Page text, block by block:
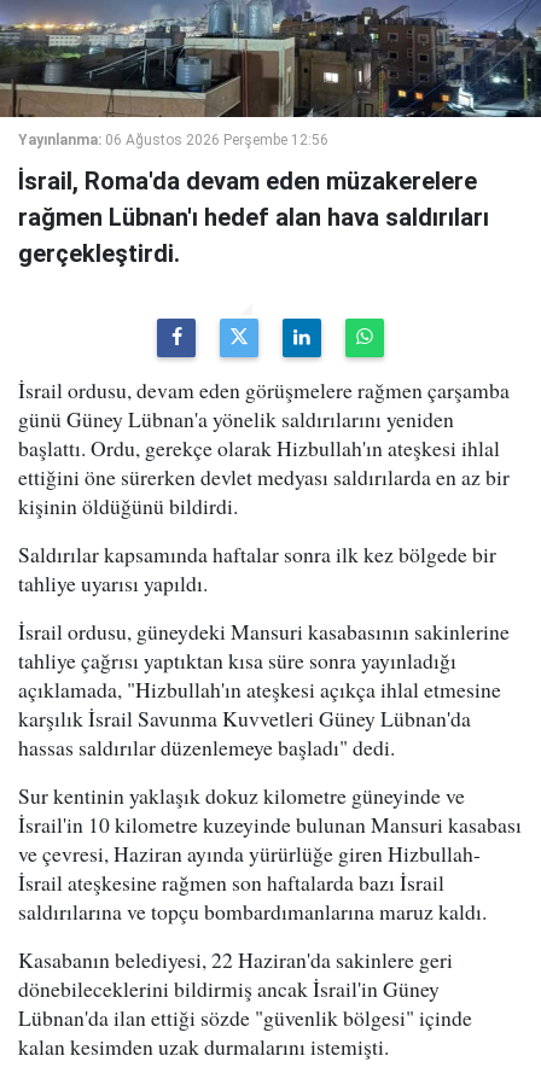
Yayınlanma: 06 Ağustos 2026 Perşembe 12:56
İsrail, Roma'da devam eden müzakerelere
rağmen Lübnan'ı hedef alan hava saldırıları
gerçekleştirdi.
İsrail ordusu, devam eden görüşmelere rağmen çarşamba
günü Güney Lübnan'a yönelik saldırılarını yeniden
başlattı. Ordu, gerekçe olarak Hizbullah'ın ateşkesi ihlal
ettiğini öne sürerken devlet medyası saldırılarda en az bir
kişinin öldüğünü bildirdi.
Saldırılar kapsamında haftalar sonra ilk kez bölgede bir
tahliye uyarısı yapıldı.
İsrail ordusu, güneydeki Mansuri kasabasının sakinlerine
tahliye çağrısı yaptıktan kısa süre sonra yayınladığı
açıklamada, "Hizbullah'ın ateşkesi açıkça ihlal etmesine
karşılık İsrail Savunma Kuvvetleri Güney Lübnan'da
hassas saldırılar düzenlemeye başladı" dedi.
Sur kentinin yaklaşık dokuz kilometre güneyinde ve
İsrail'in 10 kilometre kuzeyinde bulunan Mansuri kasabası
ve çevresi, Haziran ayında yürürlüğe giren Hizbullah-
İsrail ateşkesine rağmen son haftalarda bazı İsrail
saldırılarına ve topçu bombardımanlarına maruz kaldı.
Kasabanın belediyesi, 22 Haziran'da sakinlere geri
dönebileceklerini bildirmiş ancak İsrail'in Güney
Lübnan'da ilan ettiği sözde "güvenlik bölgesi" içinde
kalan kesimden uzak durmalarını istemişti.